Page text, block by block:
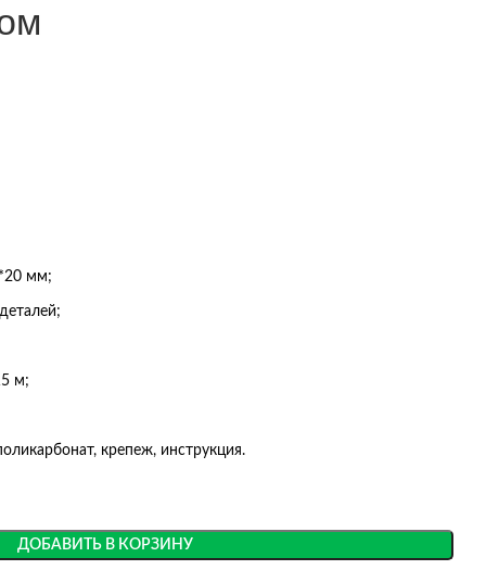
мм;
м;
крепеж, инструкция.
ДОБАВИТЬ В КОРЗИНУ